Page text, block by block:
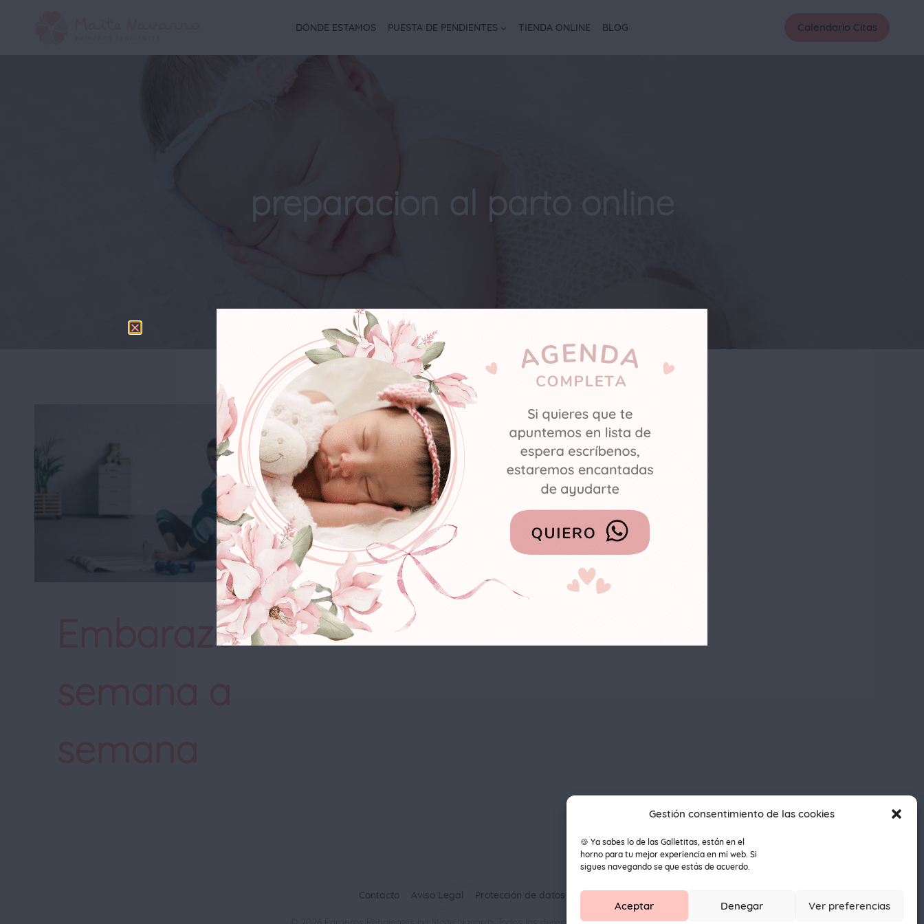
Gestión consentimiento de las cookies
🍪 Ya sabes lo de las Galletitas, están en el
horno para tu mejor experiencia en mi web. Si
sigues navegando se que estás de acuerdo.
Aceptar Denegar Ver preferencias
DÓNDE ESTAMOS PUESTA DE PENDIENTES TIENDA ONLINE BLOG Calendario Citas
preparacion al parto online
Embarazo
Contacto Aviso Legal Protección de datos